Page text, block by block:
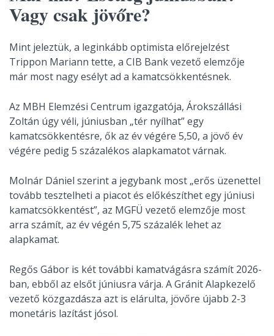
Vagy csak jövőre?
Mint jeleztük, a leginkább optimista előrejelzést
Trippon Mariann tette, a CIB Bank vezető elemzője
már most nagy esélyt ad a kamatcsökkentésnek.
Az MBH Elemzési Centrum igazgatója, Árokszállási
Zoltán úgy véli, júniusban „tér nyílhat” egy
kamatcsökkentésre, ők az év végére 5,50, a jövő év
végére pedig 5 százalékos alapkamatot várnak.
Molnár Dániel szerint a jegybank most „erős üzenettel
tovább tesztelheti a piacot és előkészíthet egy júniusi
kamatcsökkentést”, az MGFÜ vezető elemzője most
arra számít, az év végén 5,75 százalék lehet az
alapkamat.
Regős Gábor is két további kamatvágásra számít 2026-
ban, ebből az elsőt júniusra várja. A Gránit Alapkezelő
vezető közgazdásza azt is elárulta, jövőre újabb 2-3
monetáris lazítást jósol.